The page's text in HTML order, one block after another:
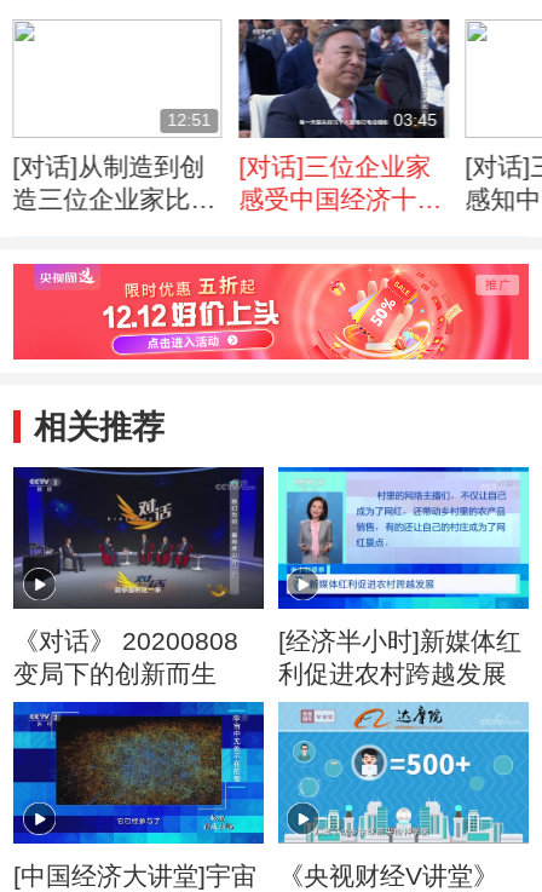
12:51
[对话]从制造到创
造三位企业家比拼
03:45
[对话]三位企业家
感受中国经济十大
[对话]
感知
相关推荐
《对话》 20200808
变局下的创新而生
[经济半小时]新媒体红
利促进农村跨越发展
[中国经济大讲堂]宇宙
《央视财经V讲堂》